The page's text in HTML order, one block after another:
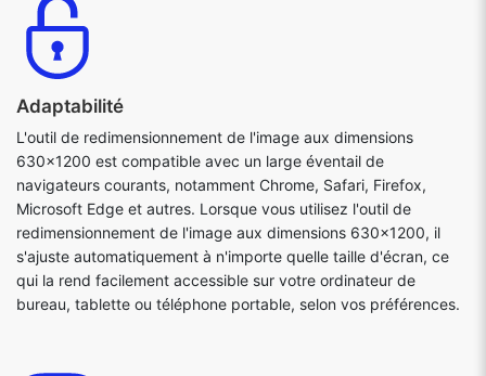
Adaptabilité
L'outil de redimensionnement de l'image aux dimensions
630x1200 est compatible avec un large éventail de
navigateurs courants, notamment Chrome, Safari, Firefox,
Microsoft Edge et autres. Lorsque vous utilisez l'outil de
redimensionnement de l'image aux dimensions 630x1200, il
s'ajuste automatiquement à n'importe quelle taille d'écran, ce
qui la rend facilement accessible sur votre ordinateur de
bureau, tablette ou téléphone portable, selon vos préférences.